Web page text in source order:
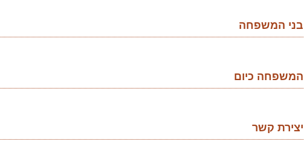
בני המשפחה
המשפחה כיום
יצירת קשר